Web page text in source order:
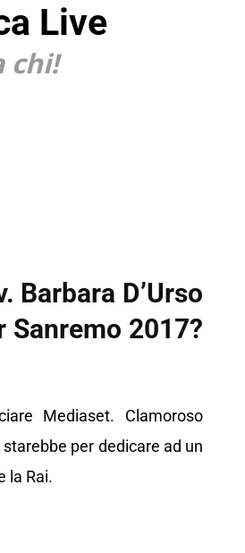
Live
chi!
Barbara D’Urso
2017?
Mediaset. Clamoroso
per dedicare ad un
la Rai.